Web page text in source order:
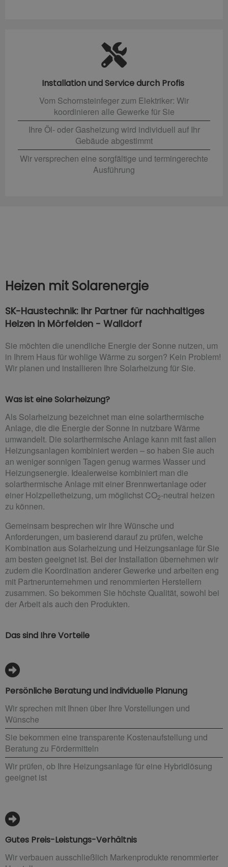
Installation und Service durch Profis
Vom Schornsteinfeger zum Elektriker: Wir
koordinieren alle Gewerke für Sie
Ihre Öl- oder Gasheizung wird individuell auf Ihr
Gebäude abgestimmt
Wir versprechen eine sorgfältige und termingerechte
Ausführung
Heizen mit Solarenergie
SK-Haustechnik: Ihr Partner für nachhaltiges
Heizen in Mörfelden - Walldorf
Sie möchten die unendliche Energie der Sonne nutzen, um
in Ihrem Haus für wohlige Wärme zu sorgen? Kein Problem!
Wir planen und installieren Ihre Solarheizung für Sie.
Was ist eine Solarheizung?
Als Solarheizung bezeichnet man eine solarthermische
Anlage, die die Energie der Sonne in nutzbare Wärme
umwandelt. Die solarthermische Anlage kann mit fast allen
Heizungsanlagen kombiniert werden – so haben Sie auch
an weniger sonnigen Tagen genug warmes Wasser und
Heizungsenergie. Idealerweise kombiniert man die
solarthermische Anlage mit einer Brennwertanlage oder
einer Holzpelletheizung, um möglichst CO2-neutral heizen
zu können.
Gemeinsam besprechen wir Ihre Wünsche und
Anforderungen, um basierend darauf zu prüfen, welche
Kombination aus Solarheizung und Heizungsanlage für Sie
am besten geeignet ist. Bei der Installation übernehmen wir
zudem die Koordination anderer Gewerke und arbeiten eng
mit Partnerunternehmen und renommierten Herstellern
zusammen. So bekommen Sie höchste Qualität, sowohl bei
der Arbeit als auch den Produkten.
Das sind Ihre Vorteile
Persönliche Beratung und individuelle Planung
Wir sprechen mit Ihnen über Ihre Vorstellungen und
Wünsche
Sie bekommen eine transparente Kostenaufstellung und
Beratung zu Fördermitteln
Wir prüfen, ob Ihre Heizungsanlage für eine Hybridlösung
geeignet ist
Gutes Preis-Leistungs-Verhältnis
Wir verbauen ausschließlich Markenprodukte renommierter